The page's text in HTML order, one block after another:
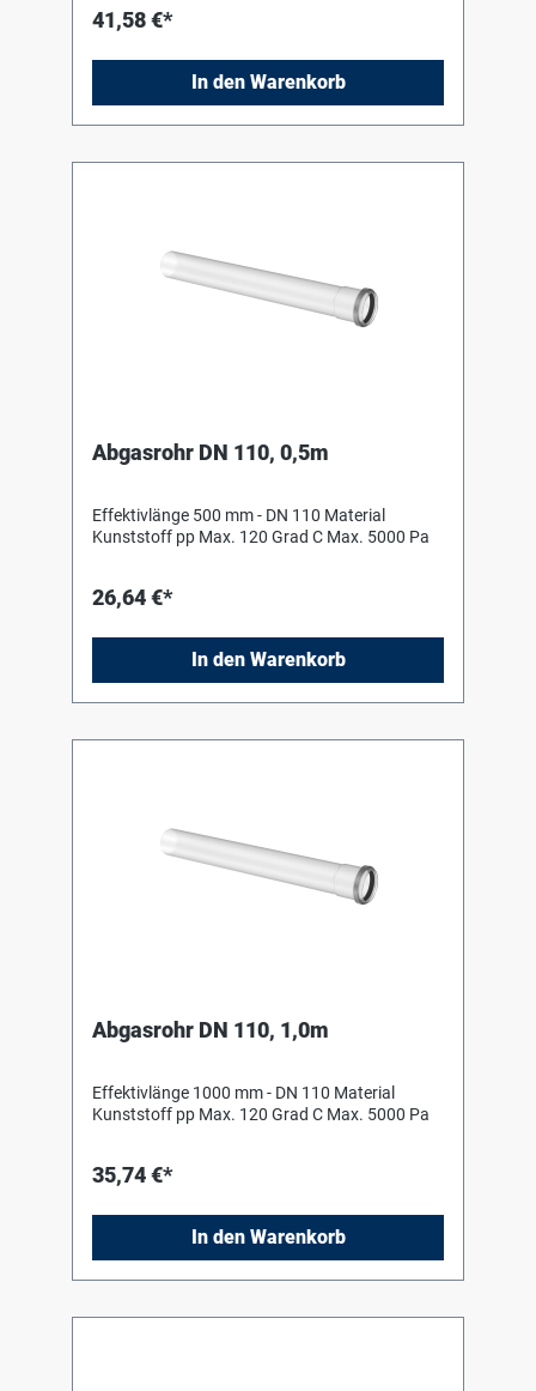
41,58 €*
In den Warenkorb
Abgasrohr DN 110, 0,5m
Effektivlänge 500 mm - DN 110 Material
Kunststoff pp Max. 120 Grad C Max. 5000 Pa
26,64 €*
In den Warenkorb
Abgasrohr DN 110, 1,0m
Effektivlänge 1000 mm - DN 110 Material
Kunststoff pp Max. 120 Grad C Max. 5000 Pa
35,74 €*
In den Warenkorb